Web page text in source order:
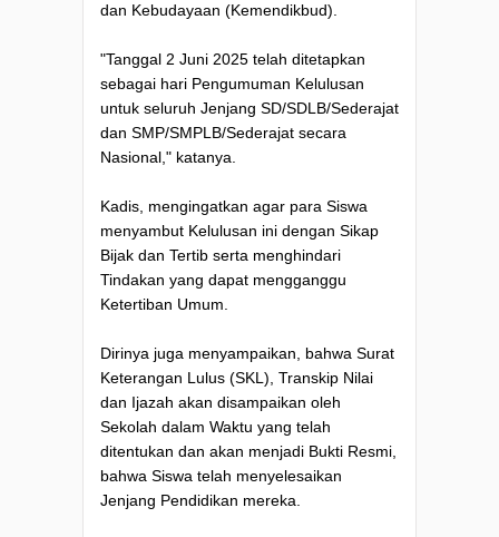
dan Kebudayaan (Kemendikbud).
"Tanggal 2 Juni 2025 telah ditetapkan
sebagai hari Pengumuman Kelulusan
untuk seluruh Jenjang SD/SDLB/Sederajat
dan SMP/SMPLB/Sederajat secara
Nasional," katanya.
Kadis, mengingatkan agar para Siswa
menyambut Kelulusan ini dengan Sikap
Bijak dan Tertib serta menghindari
Tindakan yang dapat mengganggu
Ketertiban Umum.
Dirinya juga menyampaikan, bahwa Surat
Keterangan Lulus (SKL), Transkip Nilai
dan Ijazah akan disampaikan oleh
Sekolah dalam Waktu yang telah
ditentukan dan akan menjadi Bukti Resmi,
bahwa Siswa telah menyelesaikan
Jenjang Pendidikan mereka.